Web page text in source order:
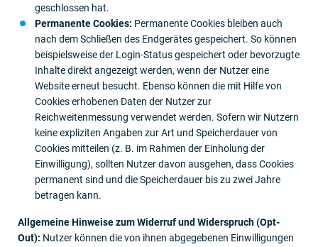
geschlossen hat.
Permanente Cookies: Permanente Cookies bleiben auch
nach dem Schließen des Endgerätes gespeichert. So können
beispielsweise der Login-Status gespeichert oder bevorzugte
Inhalte direkt angezeigt werden, wenn der Nutzer eine
Website erneut besucht. Ebenso können die mit Hilfe von
Cookies erhobenen Daten der Nutzer zur
Reichweitenmessung verwendet werden. Sofern wir Nutzern
keine expliziten Angaben zur Art und Speicherdauer von
Cookies mitteilen (z. B. im Rahmen der Einholung der
Einwilligung), sollten Nutzer davon ausgehen, dass Cookies
permanent sind und die Speicherdauer bis zu zwei Jahre
betragen kann.
Allgemeine Hinweise zum Widerruf und Widerspruch (Opt-
Out): Nutzer können die von ihnen abgegebenen Einwilligungen